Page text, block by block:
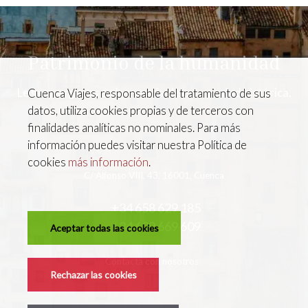
Patrimonio de la humanidad
Le surmergimos en la esencia de esta ciudad histórica.
+34 658 629 185
+34 609 669 609
Contacta con nosotros
Cuenca Viajes, responsable del tratamiento de sus
datos, utiliza cookies propias y de terceros con
finalidades analíticas no nominales. Para más
información puedes visitar nuestra Política de
cookies más información.
Aceptar todas las cookies
Rechazar las cookies